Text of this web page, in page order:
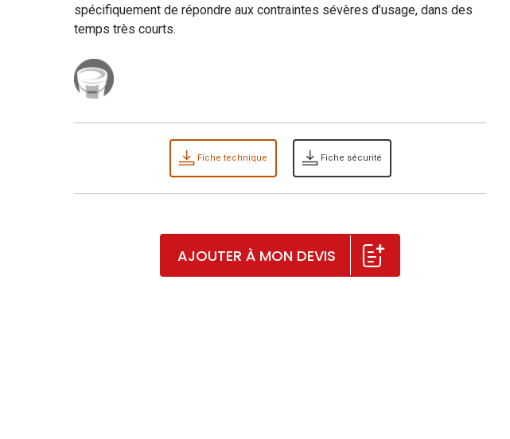
spécifiquement de répondre aux contraintes sévères d’usage, dans des
temps très courts.
Fiche technique Fiche sécurité
AJOUTER À MON DEVIS